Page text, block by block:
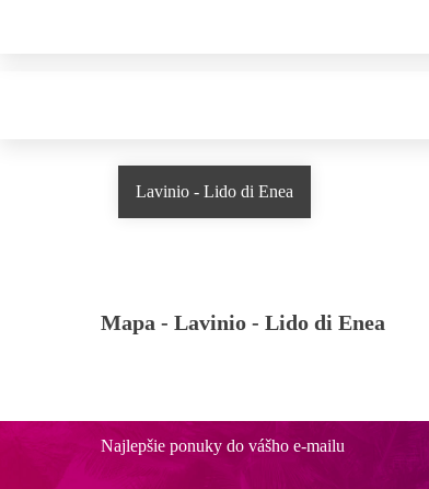
Lavinio - Lido di Enea
Mapa - Lavinio - Lido di Enea
Najlepšie ponuky do vášho e-mailu